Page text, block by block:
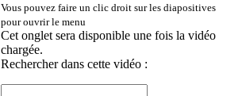
Vous pouvez faire un clic droit sur les diapositives
pour ouvrir le menu
Cet onglet sera disponible une fois la vidéo
chargée.
Rechercher dans cette vidéo :